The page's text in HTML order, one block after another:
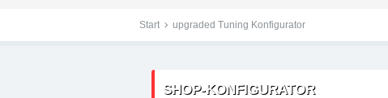
Start upgraded Tuning Konfigurator
SHOP-KONFIGURATOR